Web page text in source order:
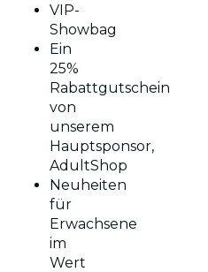
VIP-
Showbag
Ein
25%
Rabattgutschein
von
unserem
Hauptsponsor,
AdultShop
Neuheiten
für
Erwachsene
im
Wert